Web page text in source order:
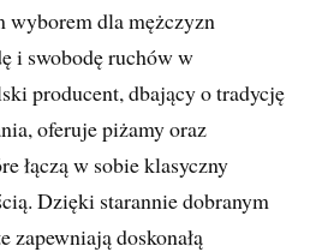
wyborem dla mężczyzn
i swobodę ruchów w
producent, dbający o tradycję
oferuje piżamy oraz
łączą w sobie klasyczny
Dzięki starannie dobranym
zapewniają doskonałą